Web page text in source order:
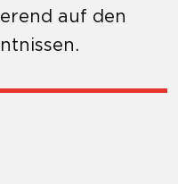
auf den